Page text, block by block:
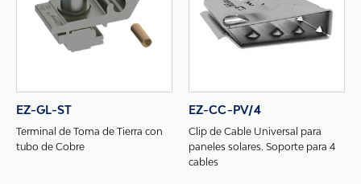
EZ-GL-ST
Terminal de Toma de Tierra con
tubo de Cobre
EZ-CC-PV/4
Clip de Cable Universal para
paneles solares. Soporte para 4
cables